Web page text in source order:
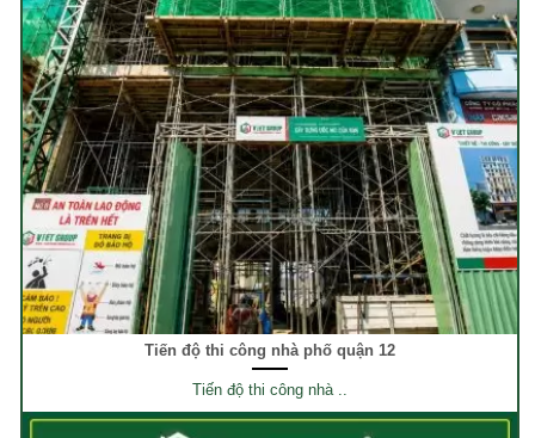
Tiến độ thi công nhà phố quận 12
Tiến độ thi công nhà ..